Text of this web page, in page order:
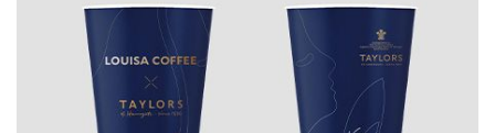
SEARCH SITE